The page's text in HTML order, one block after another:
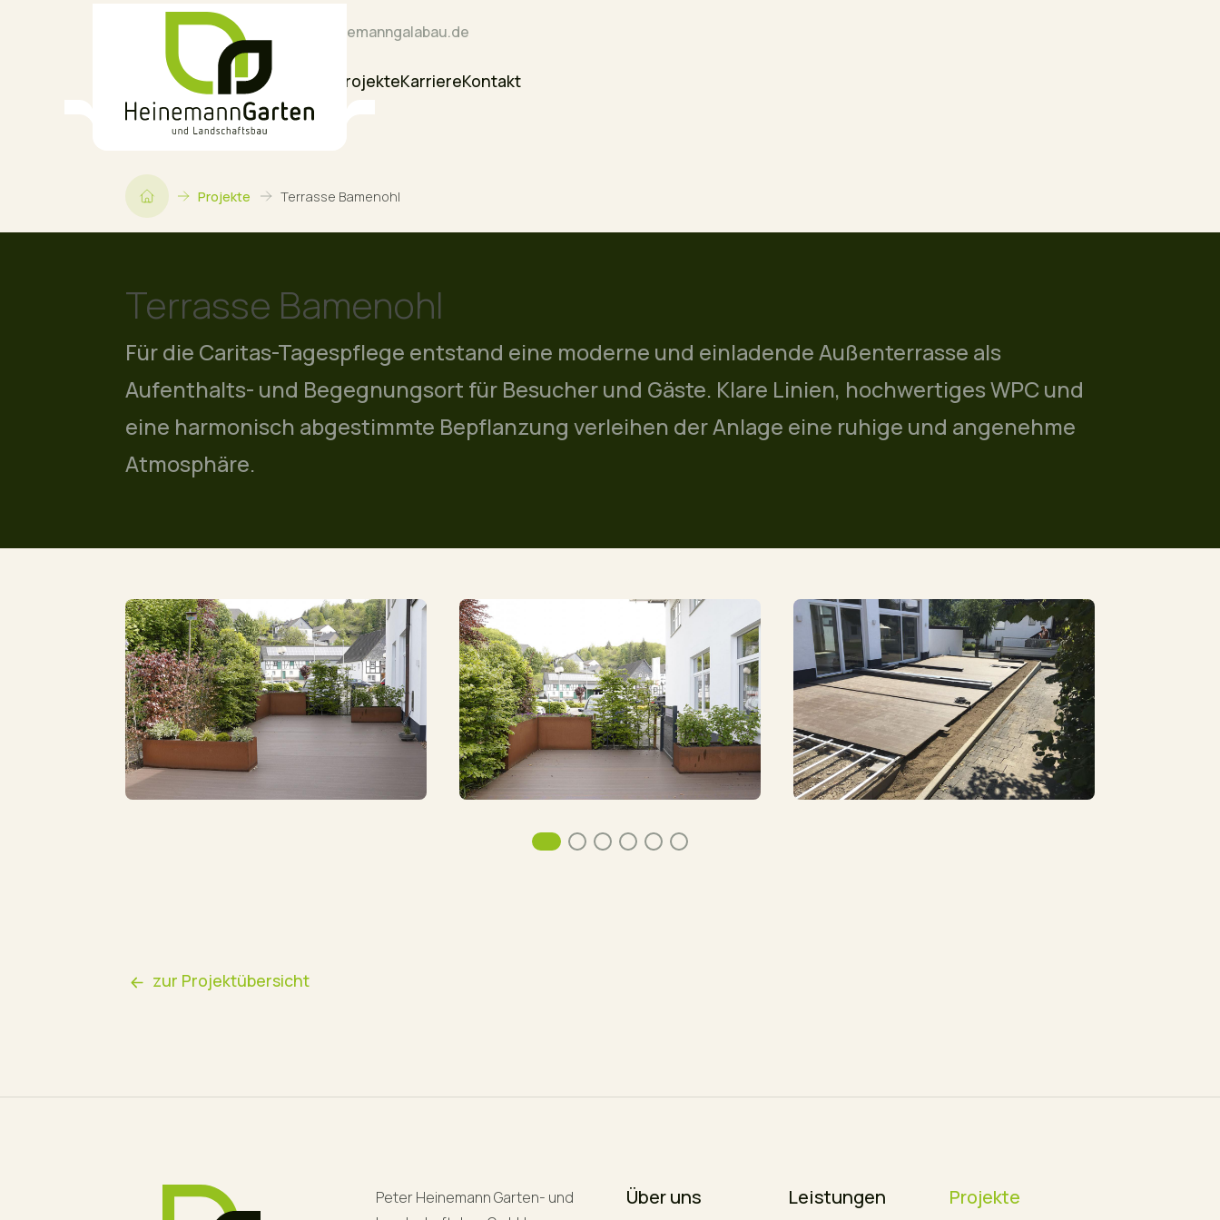
02723 97410 info@heinemanngalabau.de
Über unsLeistungen ProjekteKarriereKontakt
Projekte Terrasse Bamenohl
Terrasse Bamenohl
Für die Caritas-Tagespflege entstand eine moderne und einladende Außenterrasse als
Aufenthalts- und Begegnungsort für Besucher und Gäste. Klare Linien, hochwertiges WPC und
eine harmonisch abgestimmte Bepflanzung verleihen der Anlage eine ruhige und angenehme
Atmosphäre.
zur Projektübersicht
Peter Heinemann Garten- und
Über uns Leistungen Projekte